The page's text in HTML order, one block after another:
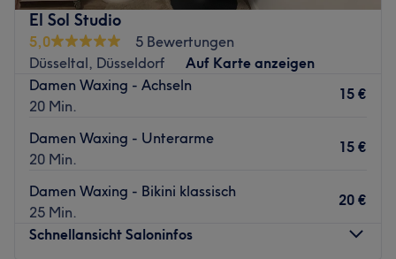
El Sol Studio
5,0
5 Bewertungen
Düsseltal, Düsseldorf
Auf Karte anzeigen
Damen Waxing - Achseln
20 Min.
15 €
Damen Waxing - Unterarme
20 Min.
15 €
Damen Waxing - Bikini klassisch
25 Min.
20 €
Schnellansicht Saloninfos